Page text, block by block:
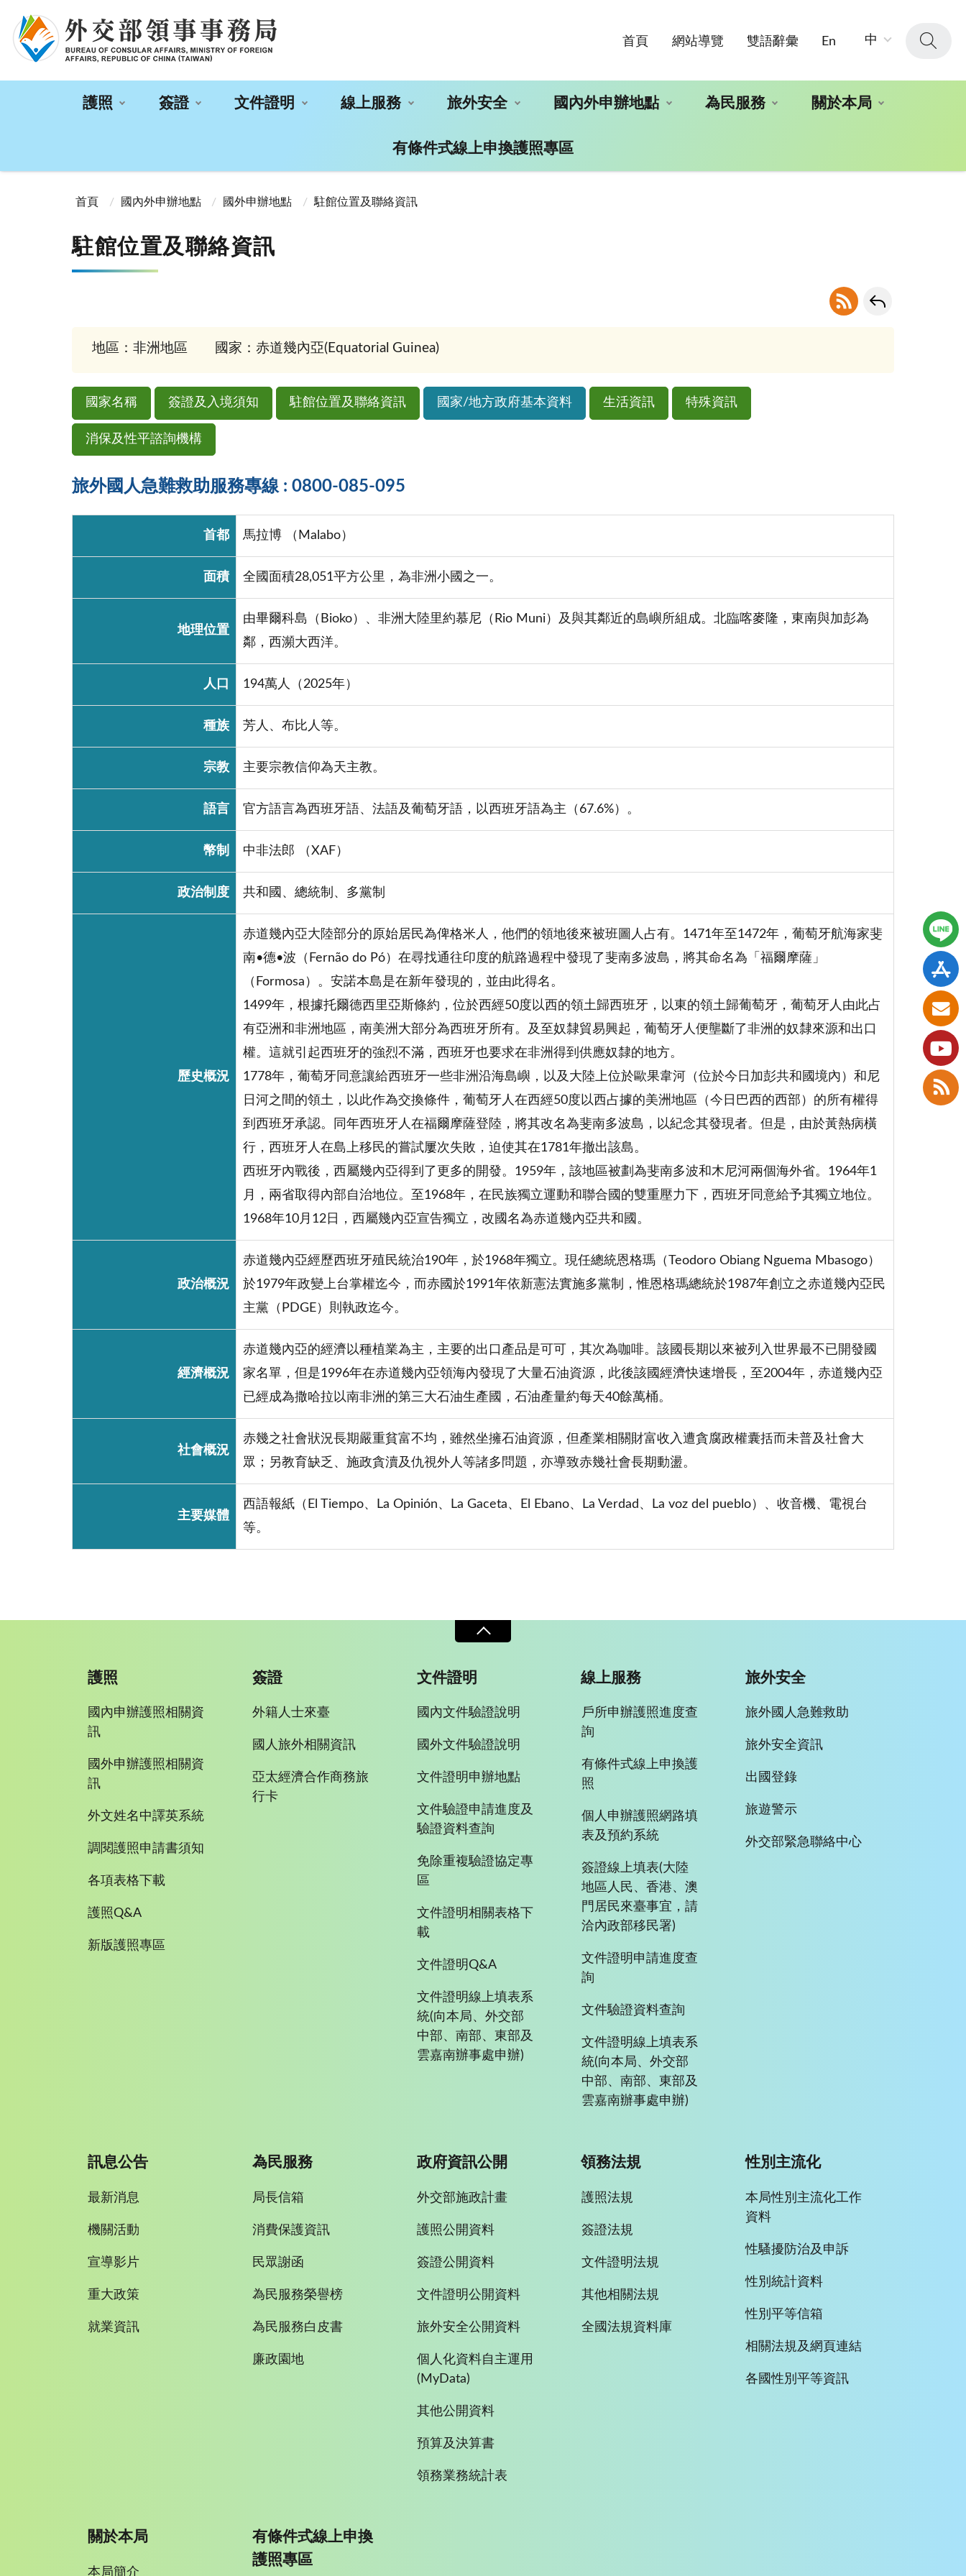
首頁 網站導覽 雙語辭彙 En 中
護照 簽證 文件證明 線上服務 旅外安全 國內外申辦地點 為民服務 關於本局
有條件式線上申換護照專區
首頁
國內外申辦地點 國外申辦地點 駐館位置及聯絡資訊
駐館位置及聯絡資訊
地區：非洲地區 國家：赤道幾內亞(Equatorial Guinea)
國家名稱 簽證及入境須知 駐館位置及聯絡資訊 國家/地方政府基本資料 生活資訊 特殊資訊
消保及性平諮詢機構
旅外國人急難救助服務專線 : 0800-085-095
首都 馬拉博 （Malabo）
面積 全國面積28,051平方公里，為非洲小國之一。
地理位置
由畢爾科島（Bioko）、非洲大陸里約慕尼（Rio Muni）及與其鄰近的島嶼所組成。北臨喀麥隆，東南與加彭為
鄰，西瀕大西洋。
人口 194萬人（2025年）
種族 芳人、布比人等。
宗教 主要宗教信仰為天主教。
語言 官方語言為西班牙語、法語及葡萄牙語，以西班牙語為主（67.6%）。
幣制 中非法郎 （XAF）
政治制度 共和國、總統制、多黨制
歷史概況
赤道幾內亞大陸部分的原始居民為俾格米人，他們的領地後來被班圖人占有。1471年至1472年，葡萄牙航海家斐
南•德•波（Fernão do Pó）在尋找通往印度的航路過程中發現了斐南多波島，將其命名為「福爾摩薩」
（Formosa）。安諾本島是在新年發現的，並由此得名。
1499年，根據托爾德西里亞斯條約，位於西經50度以西的領土歸西班牙，以東的領土歸葡萄牙，葡萄牙人由此占
有亞洲和非洲地區，南美洲大部分為西班牙所有。及至奴隸貿易興起，葡萄牙人便壟斷了非洲的奴隸來源和出口
權。這就引起西班牙的強烈不滿，西班牙也要求在非洲得到供應奴隸的地方。
1778年，葡萄牙同意讓給西班牙一些非洲沿海島嶼，以及大陸上位於歐果韋河（位於今日加彭共和國境內）和尼
日河之間的領土，以此作為交換條件，葡萄牙人在西經50度以西占據的美洲地區（今日巴西的西部）的所有權得
到西班牙承認。同年西班牙人在福爾摩薩登陸，將其改名為斐南多波島，以紀念其發現者。但是，由於黃熱病橫
行，西班牙人在島上移民的嘗試屢次失敗，迫使其在1781年撤出該島。
西班牙內戰後，西屬幾內亞得到了更多的開發。1959年，該地區被劃為斐南多波和木尼河兩個海外省。1964年1
月，兩省取得內部自治地位。至1968年，在民族獨立運動和聯合國的雙重壓力下，西班牙同意給予其獨立地位。
1968年10月12日，西屬幾內亞宣告獨立，改國名為赤道幾內亞共和國。
政治概況
赤道幾內亞經歷西班牙殖民統治190年，於1968年獨立。現任總統恩格瑪（Teodoro Obiang Nguema Mbasogo）
於1979年政變上台掌權迄今，而赤國於1991年依新憲法實施多黨制，惟恩格瑪總統於1987年創立之赤道幾內亞民
主黨（PDGE）則執政迄今。
經濟概況
赤道幾內亞的經濟以種植業為主，主要的出口產品是可可，其次為咖啡。該國長期以來被列入世界最不已開發國
家名單，但是1996年在赤道幾內亞領海內發現了大量石油資源，此後該國經濟快速增長，至2004年，赤道幾內亞
已經成為撒哈拉以南非洲的第三大石油生產國，石油產量約每天40餘萬桶。
社會概況
赤幾之社會狀況長期嚴重貧富不均，雖然坐擁石油資源，但產業相關財富收入遭貪腐政權囊括而未普及社會大
眾；另教育缺乏、施政貪瀆及仇視外人等諸多問題，亦導致赤幾社會長期動盪。
主要媒體
西語報紙（El Tiempo、La Opinión、La Gaceta、El Ebano、La Verdad、La voz del pueblo）、收音機、電視台
等。
護照
國內申辦護照相關資
訊
國外申辦護照相關資
訊
外文姓名中譯英系統
調閱護照申請書須知
各項表格下載
護照Q&A
新版護照專區
簽證
外籍人士來臺
國人旅外相關資訊
亞太經濟合作商務旅
行卡
文件證明
國內文件驗證說明
國外文件驗證說明
文件證明申辦地點
文件驗證申請進度及
驗證資料查詢
免除重複驗證協定專
區
文件證明相關表格下
載
文件證明Q&A
文件證明線上填表系
統(向本局、外交部
中部、南部、東部及
雲嘉南辦事處申辦)
線上服務
戶所申辦護照進度查
詢
有條件式線上申換護
照
個人申辦護照網路填
表及預約系統
簽證線上填表(大陸
地區人民、香港、澳
門居民來臺事宜，請
洽內政部移民署)
文件證明申請進度查
詢
文件驗證資料查詢
文件證明線上填表系
統(向本局、外交部
中部、南部、東部及
雲嘉南辦事處申辦)
旅外安全
旅外國人急難救助
旅外安全資訊
出國登錄
旅遊警示
外交部緊急聯絡中心
訊息公告
最新消息
機關活動
宣導影片
重大政策
就業資訊
為民服務
局長信箱
消費保護資訊
民眾謝函
為民服務榮譽榜
為民服務白皮書
廉政園地
政府資訊公開
外交部施政計畫
護照公開資料
簽證公開資料
文件證明公開資料
旅外安全公開資料
個人化資料自主運用
(MyData)
其他公開資料
預算及決算書
領務業務統計表
領務法規
護照法規
簽證法規
文件證明法規
其他相關法規
全國法規資料庫
性別主流化
本局性別主流化工作
資料
性騷擾防治及申訴
性別統計資料
性別平等信箱
相關法規及網頁連結
各國性別平等資訊
關於本局
本局簡介
有條件式線上申換
護照專區